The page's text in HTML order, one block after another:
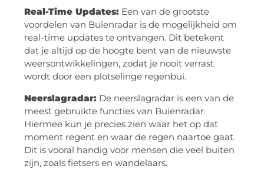
Real-Time Updates: Een van de grootste
voordelen van Buienradar is de mogelijkheid om
real-time updates te ontvangen. Dit betekent
dat je altijd op de hoogte bent van de nieuwste
weersontwikkelingen, zodat je nooit verrast
wordt door een plotselinge regenbui.
Neerslagradar: De neerslagradar is een van de
meest gebruikte functies van Buienradar.
Hiermee kun je precies zien waar het op dat
moment regent en waar de regen naartoe gaat.
Dit is vooral handig voor mensen die veel buiten
zijn, zoals fietsers en wandelaars.